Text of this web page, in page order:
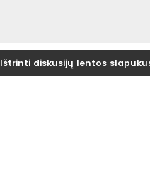
Ištrinti diskusijų lentos